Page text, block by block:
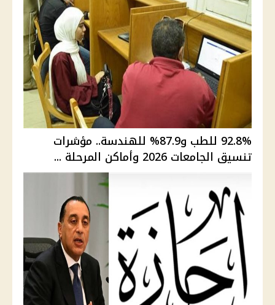
92.8% للطب و87.9% للهندسة.. مؤشرات
تنسيق الجامعات 2026 وأماكن المرحلة ...